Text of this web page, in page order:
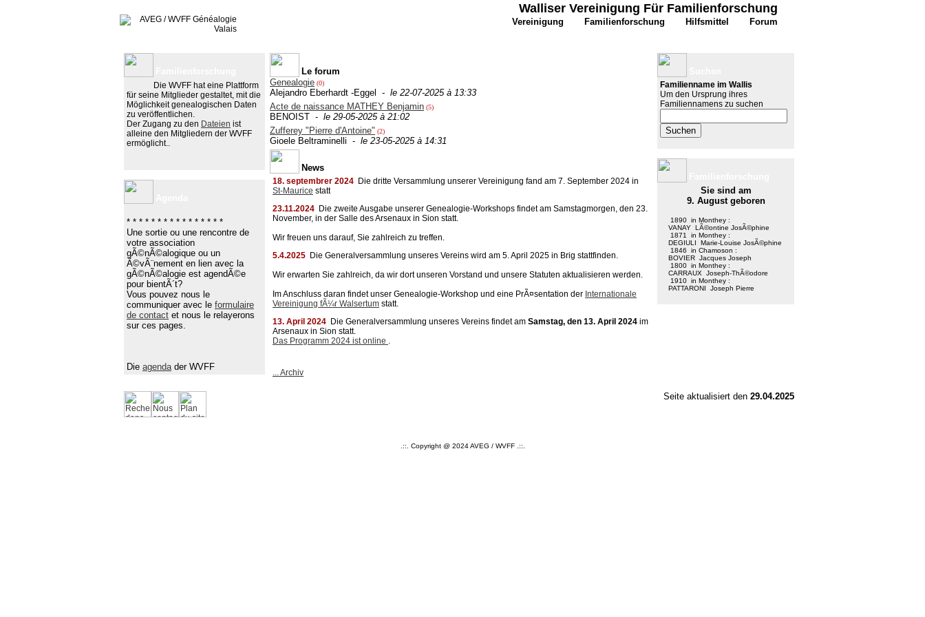
Walliser Vereinigung Für Familienforschung
Vereinigung Familienforschung Hilfsmittel Forum
Die WVFF hat eine Plattform
für seine Mitglieder gestaltet, mit die
Möglichkeit genealogischen Daten
zu veröffentlichen.
Der Zugang zu den Dateien ist
alleine den Mitgliedern der WVFF
ermöglicht..
* * * * * * * * * * * * * * * *
Une sortie ou une rencontre de
votre association
gÃ©nÃ©alogique ou un
Ã©vÃ¨nement en lien avec la
gÃ©nÃ©alogie est agendÃ©e
pour bientÃ´t?
Vous pouvez nous le
communiquer avec le formulaire
de contact et nous le relayerons
sur ces pages.
Die agendader WVFF
Le forum
Genealogie (0)
Alejandro Eberhardt -Eggel - le 22-07-2025 à 13:33
Acte de naissance MATHEY Benjamin (5)
BENOIST - le 29-05-2025 à 21:02
Zufferey "Pierre d'Antoine" (2)
Gioele Beltraminelli - le 23-05-2025 à 14:31
News
18. septembrer 2024 Die dritte Versammlung unserer Vereinigung fand am 7. September 2024 in
St-Maurice statt
23.11.2024 Die zweite Ausgabe unserer Genealogie-Workshops findet am Samstagmorgen, den 23.
November, in der Salle des Arsenaux in Sion statt.
Wir freuen uns darauf, Sie zahlreich zu treffen.
5.4.2025 Die Generalversammlung unseres Vereins wird am 5. April 2025 in Brig stattfinden.
Wir erwarten Sie zahlreich, da wir dort unseren Vorstand und unsere Statuten aktualisieren werden.
Im Anschluss daran findet unser Genealogie-Workshop und eine PrÃ¤sentation der Internationale
Vereinigung fÃ¼r Walsertum statt.
13. April 2024 Die Generalversammlung unseres Vereins findet am Samstag, den 13. April 2024 im
Arsenaux in Sion statt.
Das Programm 2024 ist online .
... Archiv
Familienname im Wallis
Um den Ursprung ihres
Familiennamens zu suchen
Sie sind am
9. August geboren
1890 in Monthey :
VANAY LÃ©ontine JosÃ©phine
1871 in Monthey :
DEGIULI Marie-Louise JosÃ©phine
1846 in Chamoson :
BOVIER Jacques Joseph
1800 in Monthey :
CARRAUX Joseph-ThÃ©odore
1910 in Monthey :
PATTARONI Joseph Pierre
Seite aktualisiert den 29.04.2025
.::. Copyright @ 2024 AVEG / WVFF .::.